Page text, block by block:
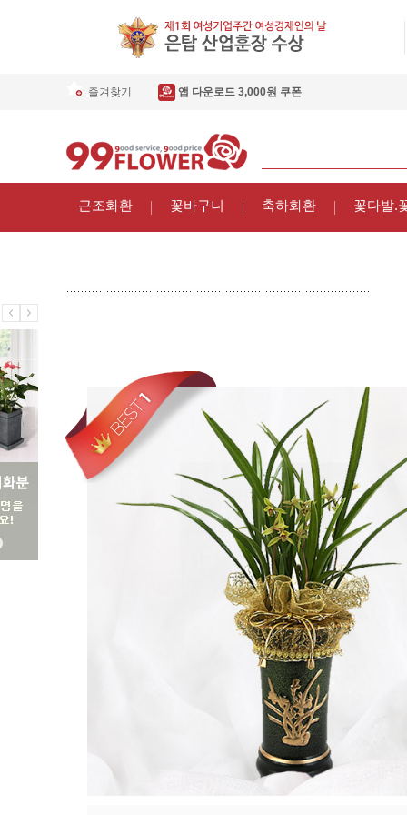
즐겨찾기 앱 다운로드 3,000원 쿠폰
근조화환 꽃바구니 축하화환 꽃다발.